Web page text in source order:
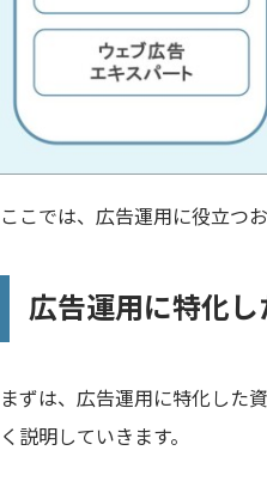
ここでは、広告運用に役立つ
広告運用に特化
まずは、広告運用に特化した
く説明していきます。